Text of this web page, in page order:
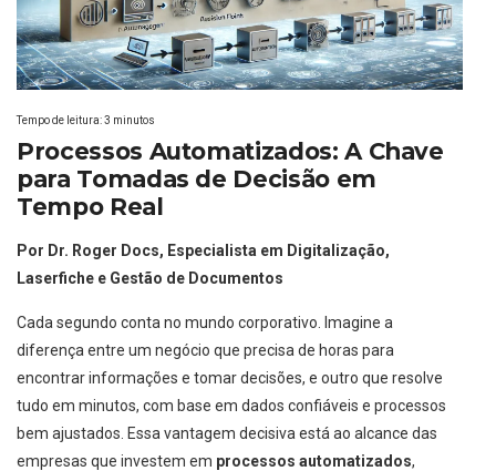
Tempo de leitura:3 minutos
Processos Automatizados: A Chave
para Tomadas de Decisão em
Tempo Real
Por Dr. Roger Docs, Especialista em Digitalização,
Laserfiche e Gestão de Documentos
Cada segundo conta no mundo corporativo. Imagine a
diferença entre um negócio que precisa de horas para
encontrar informações e tomar decisões, e outro que resolve
tudo em minutos, com base em dados confiáveis e processos
bem ajustados. Essa vantagem decisiva está ao alcance das
empresas que investem em processos automatizados,